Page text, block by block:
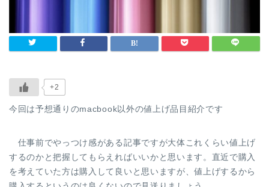
+2
今回は予想通りのmacbook以外の値上げ品目紹介です
仕事前でやっつけ感がある記事ですが大体これくらい値上げ
するのかと把握してもらえればいいかと思います。直近で購入
を考えていた方は購入して良いと思いますが、値上げするから